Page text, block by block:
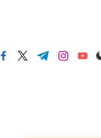
facebook.com
twitter.com
t.me